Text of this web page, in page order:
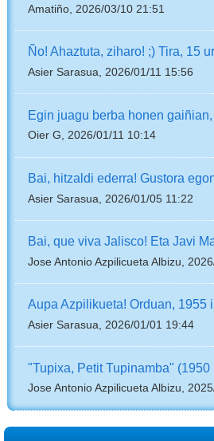
Amatiño, 2026/03/10 21:51
Ño! Ahaztuta, ziharo! ;) Tira, 15
Asier Sarasua, 2026/01/11 15:56
Egin juagu berba honen gaiñian,
Oier G, 2026/01/11 10:14
Bai, hitzaldi ederra! Gustora
Asier Sarasua, 2026/01/05 11:22
Bai, que viva Jalisco! Eta Javi
Jose Antonio Azpilicueta Albizu,
Aupa Azpilikueta! Orduan, 1955
Asier Sarasua, 2026/01/01 19:44
"Tupixa, Petit Tupinamba" (1950
Jose Antonio Azpilicueta Albizu,